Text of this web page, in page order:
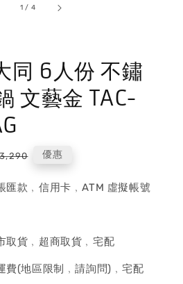
1 / 4
同 6人份 不鏽
文藝金 TAC-
優惠
匯款﹐信用卡﹐ATM 虛擬帳號
取貨﹐超商取貨﹐宅配
費(地區限制﹐請詢問)﹐宅配